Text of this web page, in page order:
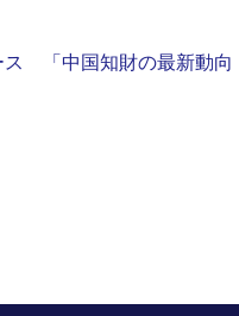
「中国知財の最新動向